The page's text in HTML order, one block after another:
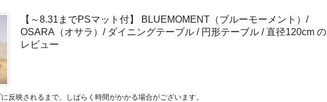
【～8.31までPSマット付】 BLUEMOMENT（ブルーモーメント）/
OSARA（オサラ）/ ダイニングテーブル / 円形テーブル / 直径120cm の
レビュー
反映されるまで、しばらく時間がかかる場合がございます。